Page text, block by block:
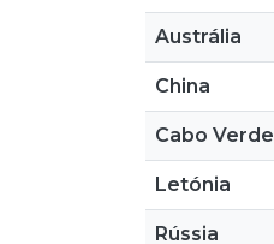
Austrália
China
Cabo Verde
Letónia
Rússia